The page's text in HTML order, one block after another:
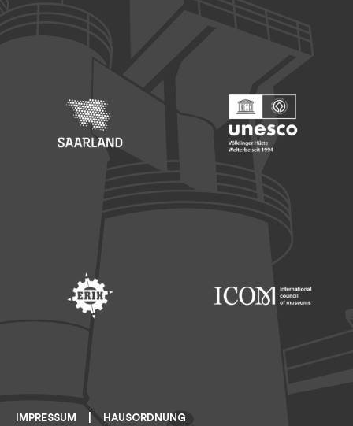
IMPRESSUM HAUSORDNUNG